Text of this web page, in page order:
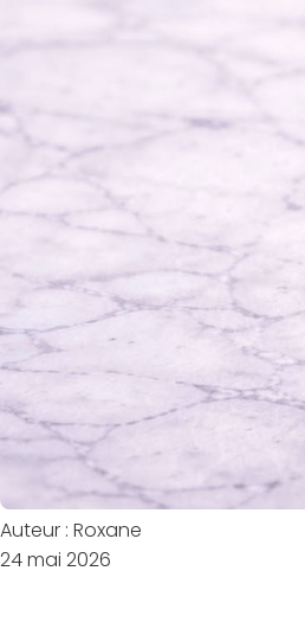
Auteur : Roxane
24 mai 2026